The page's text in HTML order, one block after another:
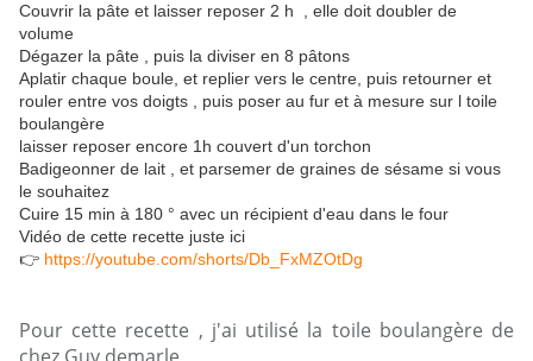
Couvrir la pâte et laisser reposer 2 h , elle doit doubler de
volume
Dégazer la pâte , puis la diviser en 8 pâtons
Aplatir chaque boule, et replier vers le centre, puis retourner et
rouler entre vos doigts , puis poser au fur et à mesure sur l toile
boulangère
laisser reposer encore 1h couvert d'un torchon
Badigeonner de lait , et parsemer de graines de sésame si vous
le souhaitez
Cuire 15 min à 180 ° avec un récipient d'eau dans le four
Vidéo de cette recette juste ici
👉 https://youtube.com/shorts/Db_FxMZOtDg
Pour cette recette , j'ai utilisé la toile boulangère de